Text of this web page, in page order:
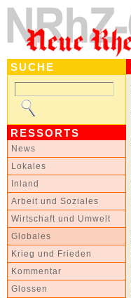
SUCHE
RESSORTS
News
Lokales
Inland
Arbeit und Soziales
Wirtschaft und Umwelt
Globales
Krieg und Frieden
Kommentar
Glossen